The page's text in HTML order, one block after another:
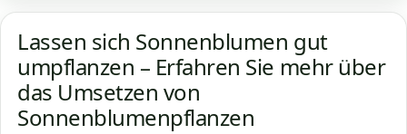
Lassen sich Sonnenblumen gut
umpflanzen – Erfahren Sie mehr über
das Umsetzen von
Sonnenblumenpflanzen